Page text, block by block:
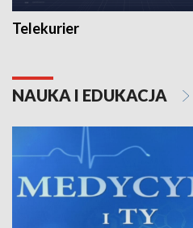
Telekurier
NAUKA I EDUKACJA